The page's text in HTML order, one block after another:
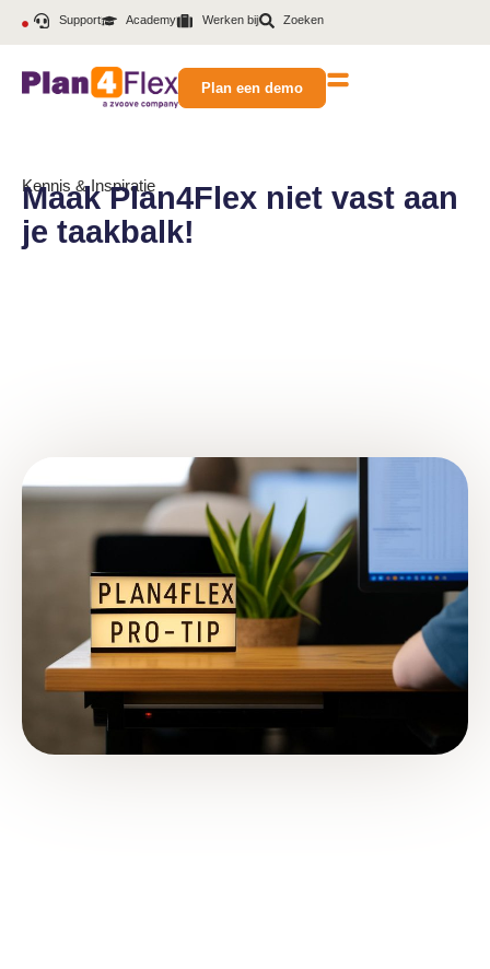
Support Academy Werken bij Zoeken
Plan een demo
Kennis & Inspiratie
Maak Plan4Flex niet vast aan
je taakbalk!